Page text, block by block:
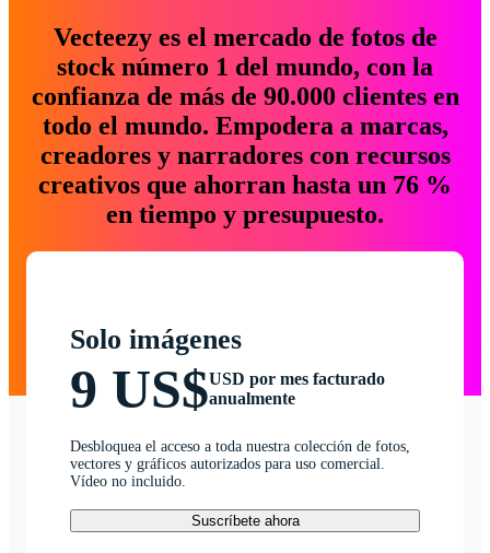
Vecteezy es el mercado de fotos de
stock número 1 del mundo, con la
confianza de más de 90.000 clientes en
todo el mundo. Empodera a marcas,
creadores y narradores con recursos
creativos que ahorran hasta un 76 %
en tiempo y presupuesto.
Solo imágenes
9 US$USD por mes facturado
anualmente
Desbloquea el acceso a toda nuestra colección de fotos,
vectores y gráficos autorizados para uso comercial.
Vídeo no incluido.
Suscríbete ahora